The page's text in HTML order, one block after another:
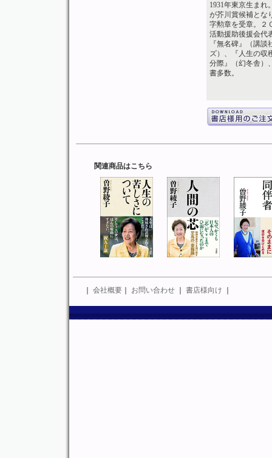
1931年東京生ま
が芥川賞候補とな
字勲章を受章。２
活動援助後援会代
『無名碑』（講
ズ）、『人生の収
分際』（幻冬舎）
書多数。
関連商品はこちら
会社概要 お問い合わせ 書店様向け